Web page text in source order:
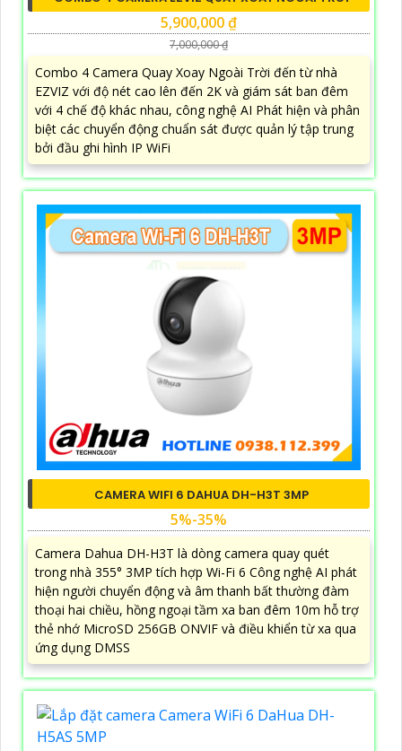
5,900,000 ₫
7,000,000 ₫
Combo 4 Camera Quay Xoay Ngoài Trời đến từ nhà
EZVIZ với độ nét cao lên đến 2K và giám sát ban đêm
với 4 chế độ khác nhau, công nghệ AI Phát hiện và phân
biệt các chuyển động chuẩn sát được quản lý tập trung
bởi đầu ghi hình IP WiFi
CAMERA WIFI 6 DAHUA DH-H3T 3MP
5%-35%
Camera Dahua DH-H3T là dòng camera quay quét
trong nhà 355° 3MP tích hợp Wi-Fi 6 Công nghệ AI phát
hiện người chuyển động và âm thanh bất thường đàm
thoại hai chiều, hồng ngoại tầm xa ban đêm 10m hỗ trợ
thẻ nhớ MicroSD 256GB ONVIF và điều khiển từ xa qua
ứng dụng DMSS